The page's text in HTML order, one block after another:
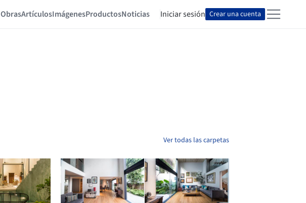
ObrasArtículosImágenesProductosNoticias Iniciar sesión Crear una cuenta
Ver todas las carpetas